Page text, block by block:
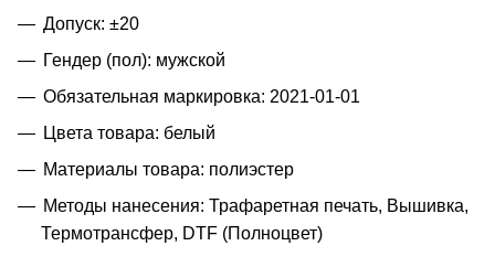
Допуск: ±20
Гендер (пол): мужской
Обязательная маркировка: 2021-01-01
Цвета товара: белый
Материалы товара: полиэстер
Методы нанесения: Трафаретная печать, Вышивка,
Термотрансфер, DTF (Полноцвет)